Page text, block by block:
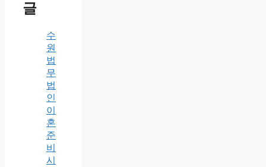
글
수
원
법
무
법
인
이
혼
준
비
시